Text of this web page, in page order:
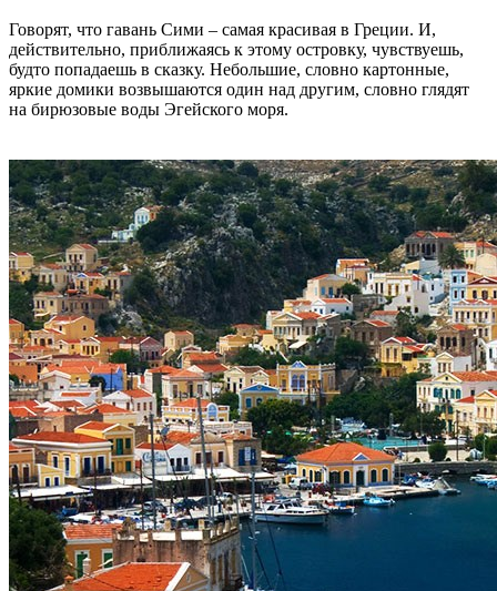
Говорят, что гавань Сими – самая красивая в Греции. И,
действительно, приближаясь к этому островку, чувствуешь,
будто попадаешь в сказку. Небольшие, словно картонные,
яркие домики возвышаются один над другим, словно глядят
на бирюзовые воды Эгейского моря.